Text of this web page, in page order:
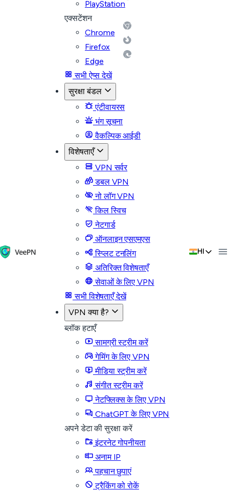
PlayStation
एक्सटेंशन
Chrome
Firefox
Edge
सभी ऐप्स देखें
सुरक्षा बंडल
एंटीवायरस
भंग सूचना
वैकल्पिक आईडी
विशेषताएँ
VPN सर्वर
डबल VPN
नो लॉग VPN
किल स्विच
नेटगार्ड
ऑनलाइन एसएमएस
स्प्लिट टनलिंग
अतिरिक्त विशेषताएँ
सेवाओं के लिए VPN
सभी विशेषताएँ देखें
VPN क्या है?
ब्लॉक हटाएँ
सामग्री स्ट्रीम करें
गेमिंग के लिए VPN
मीडिया स्ट्रीम करें
संगीत स्ट्रीम करें
नेटफ्लिक्स के लिए VPN
ChatGPT के लिए VPN
अपने डेटा की सुरक्षा करें
इंटरनेट गोपनीयता
अनाम IP
पहचान छुपाएं
ट्रैकिंग को रोकें
HI